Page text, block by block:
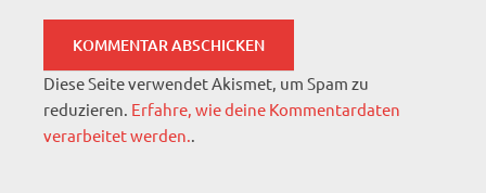
Diese Seite verwendet Akismet, um Spam zu
reduzieren. Erfahre, wie deine Kommentardaten
verarbeitet werden..